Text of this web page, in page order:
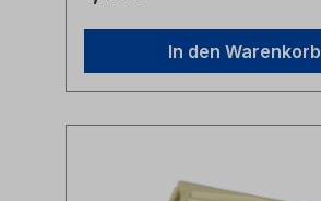
In den Warenkorb